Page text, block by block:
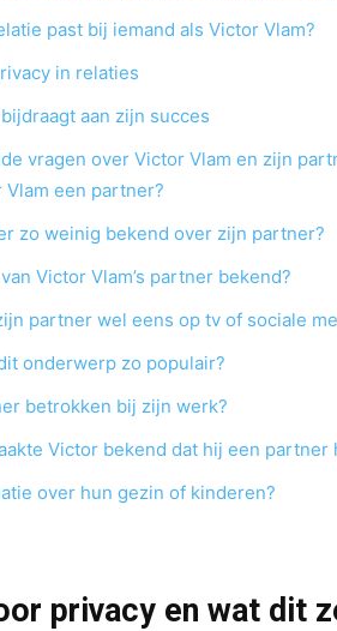
past bij iemand als Victor Vlam?
in relaties
aan zijn succes
vragen over Victor Vlam en zijn
Vlam een partner?
zo weinig bekend over zijn partner?
Victor Vlam’s partner bekend?
partner wel eens op tv of sociale
onderwerp zo populair?
betrokken bij zijn werk?
Victor bekend dat hij een partner
over hun gezin of kinderen?
privacy en wat dit